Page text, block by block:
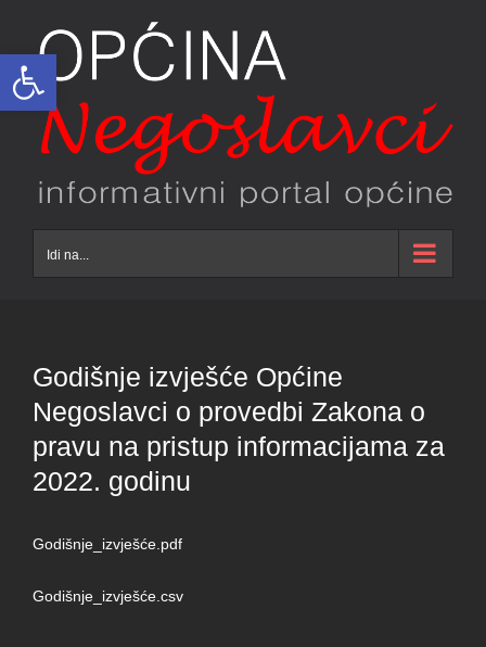
Open toolbar
content
Idi na...
Godišnje izvješće Općine
Negoslavci o provedbi Zakona o
pravu na pristup informacijama za
2022. godinu
Godišnje_izvješće.pdf
Godišnje_izvješće.csv